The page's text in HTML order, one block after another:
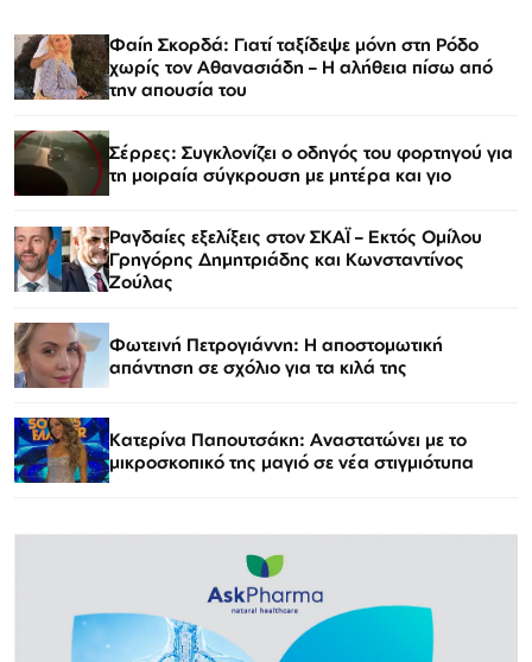
Φαίη Σκορδά: Γιατί ταξίδεψε μόνη στη Ρόδο
χωρίς τον Αθανασιάδη – Η αλήθεια πίσω από
την απουσία του
Σέρρες: Συγκλονίζει ο οδηγός του φορτηγού για
τη μοιραία σύγκρουση με μητέρα και γιο
Ραγδαίες εξελίξεις στον ΣΚΑΪ – Εκτός Ομίλου
Γρηγόρης Δημητριάδης και Κωνσταντίνος
Ζούλας
Φωτεινή Πετρογιάννη: Η αποστομωτική
απάντηση σε σχόλιο για τα κιλά της
Κατερίνα Παπουτσάκη: Αναστατώνει με το
μικροσκοπικό της μαγιό σε νέα στιγμιότυπα